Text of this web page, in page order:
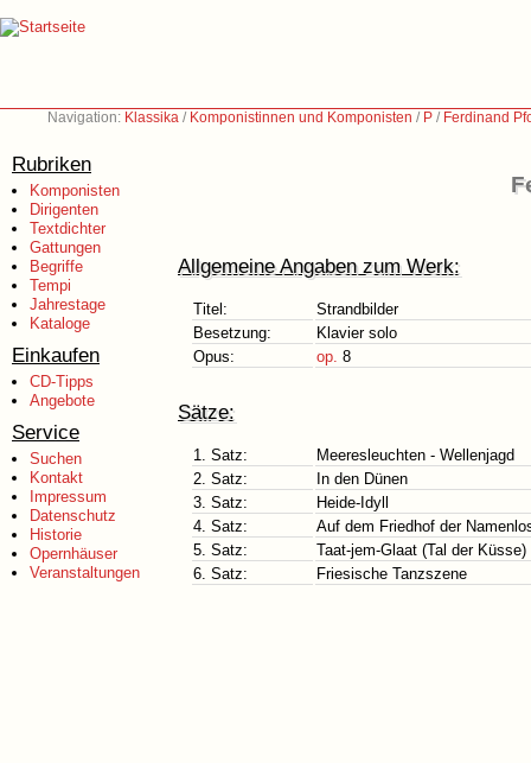
Navigation: Klassika / Komponistinnen und Komponisten / P / Ferdinand
Rubriken
Komponisten
Dirigenten
Textdichter
Gattungen
Begriffe
Tempi
Jahrestage
Kataloge
Einkaufen
CD-Tipps
Angebote
Service
Suchen
Kontakt
Impressum
Datenschutz
Historie
Opernhäuser
Veranstaltungen
Allgemeine Angaben zum Werk:
Titel:
Strandbilder
Besetzung:
Klavier solo
Opus:
op. 8
Sätze:
1. Satz:
Meeresleuchten - Wellenjagd
2. Satz:
In den Dünen
3. Satz:
Heide-Idyll
4. Satz:
Auf dem Friedhof der
5. Satz:
Taat-jem-Glaat (Tal der Küsse)
6. Satz:
Friesische Tanzszene